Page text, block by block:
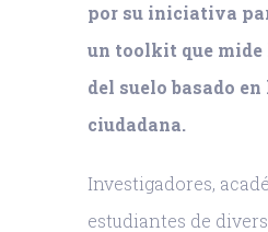
por su iniciativa
un toolkit que mide
del suelo basado
ciudadana.
Investigadores,
estudiantes de